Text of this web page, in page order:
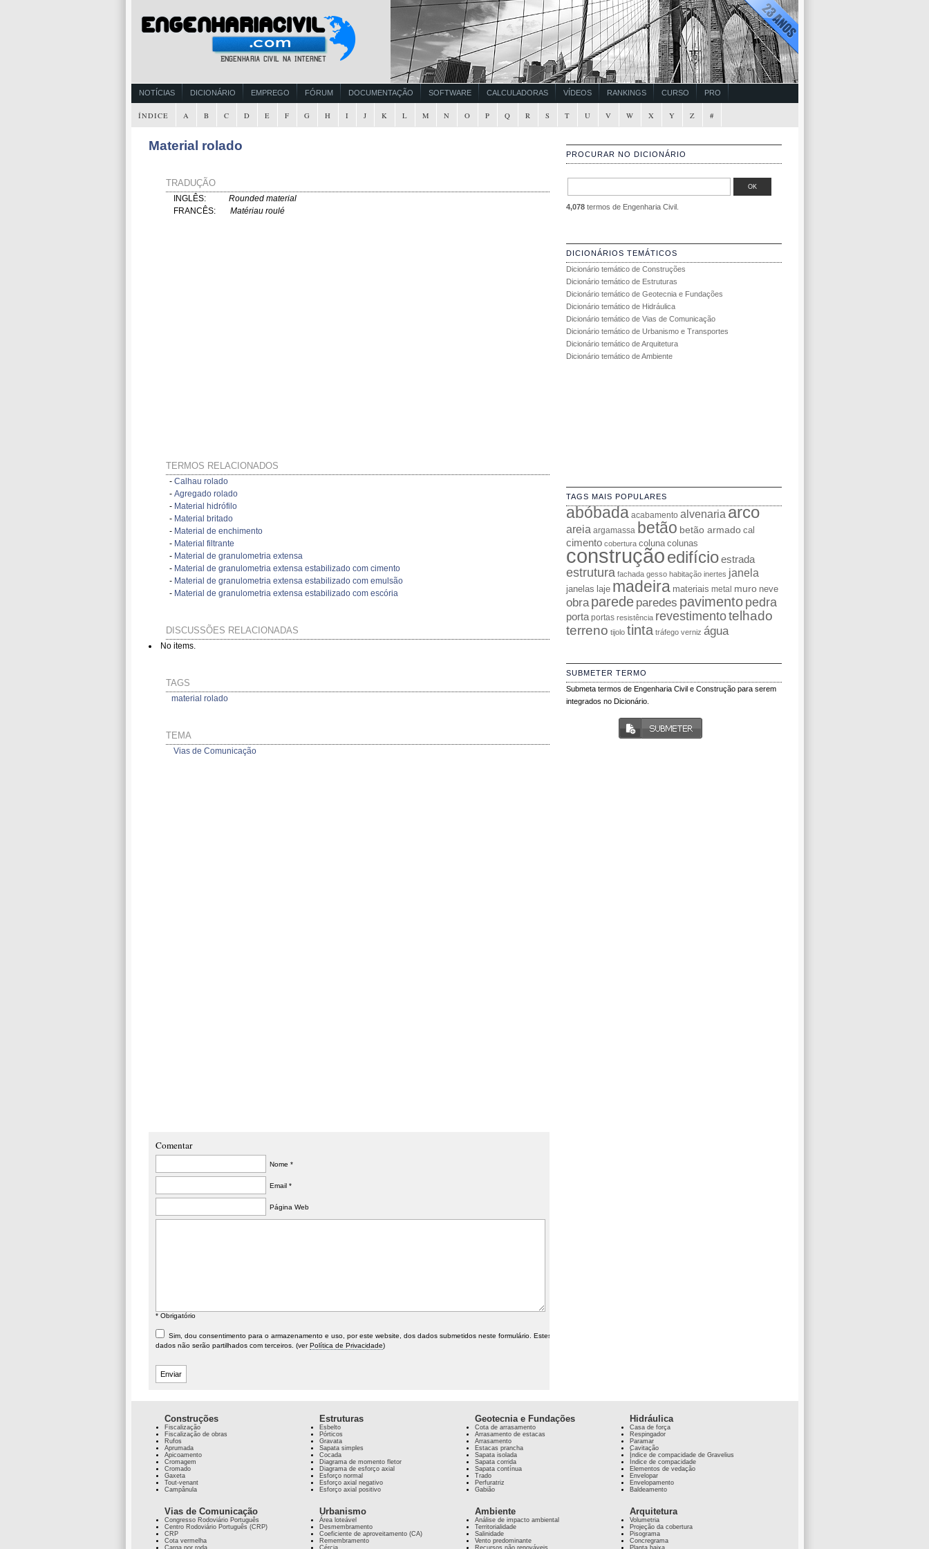
NOTÍCIAS DICIONÁRIO EMPREGO FÓRUM DOCUMENTAÇÃO SOFTWARE CALCULADORAS VÍDEOS RANKINGS CURSO PRO
ÍNDICE A B C D E F G H I J K L M N O P Q R S T U V W X Y Z #
Material rolado
TRADUÇÃO
INGLÊS: Rounded material
FRANCÊS: Matériau roulé
TERMOS RELACIONADOS
- Calhau rolado
- Agregado rolado
- Material hidrófilo
- Material britado
- Material de enchimento
- Material filtrante
- Material de granulometria extensa
- Material de granulometria extensa estabilizado com cimento
- Material de granulometria extensa estabilizado com emulsão
- Material de granulometria extensa estabilizado com escória
DISCUSSÕES RELACIONADAS
No items.
TAGS
material rolado
TEMA
Vias de Comunicação
Comentar
Nome *
Email *
Página Web
* Obrigatório
Sim, dou consentimento para o armazenamento e uso, por este website, dos dados submetidos neste formulário. Estes
dados não serão partilhados com terceiros. (verPolítica de Privacidade)
PROCURAR NO DICIONÁRIO
4,078termos de Engenharia Civil.
DICIONÁRIOS TEMÁTICOS
Dicionário temático de Construções
Dicionário temático de Estruturas
Dicionário temático de Geotecnia e Fundações
Dicionário temático de Hidráulica
Dicionário temático de Vias de Comunicação
Dicionário temático de Urbanismo e Transportes
Dicionário temático de Arquitetura
Dicionário temático de Ambiente
TAGS MAIS POPULARES
abóbada acabamento alvenariaarco
areia argamassa betão betão armado cal
cimento cobertura coluna colunas
construçãoedifício estrada
estrutura fachada gesso habitação inertes janela
janelas laje madeira materiais metal muro neve
obra parede paredes pavimento pedra
porta portas resistência revestimentotelhado
terreno tijolo tinta tráfego verniz água
SUBMETER TERMO
Submeta termos de Engenharia Civil e Construção para serem
integrados no Dicionário.
Construções
Fiscalização
Fiscalização de obras
Rufos
Aprumada
Apicoamento
Cromagem
Cromado
Gaxeta
Tout-venant
Campânula
Estruturas
Esbelto
Pórticos
Gravata
Sapata simples
Cocada
Diagrama de momento fletor
Diagrama de esforço axial
Esforço normal
Esforço axial negativo
Esforço axial positivo
Geotecnia e Fundações
Cota de arrasamento
Arrasamento de estacas
Arrasamento
Estacas prancha
Sapata isolada
Sapata corrida
Sapata contínua
Trado
Perfuratriz
Gabião
Hidráulica
Casa de força
Respingador
Paramar
Cavitação
Índice de compacidade de Gravelius
Índice de compacidade
Elementos de vedação
Envelopar
Envelopamento
Baldeamento
Vias de Comunicação
Congresso Rodoviário Português
Centro Rodoviário Português (CRP)
CRP
Cota vermelha
Carga por roda
Urbanismo
Área loteável
Desmembramento
Coeficiente de aproveitamento (CA)
Remembramento
Cércia
Ambiente
Análise de impacto ambiental
Territorialidade
Salinidade
Vento predominante
Recursos não renováveis
Arquitetura
Volumetria
Projeção da cobertura
Pisograma
Concregrama
Planta baixa